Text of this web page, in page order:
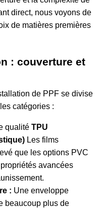
direct, nous voyons de
de matières premières
: couverture et
de PPF se divise
catégories :
qualité TPU
Les films
que les options PVC
avancées
: Une enveloppe
beaucoup plus de